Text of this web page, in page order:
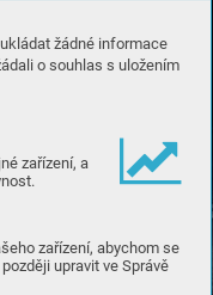
žádné informace
o souhlas s uložením
zařízení, a
zařízení, abychom se
upravit ve Správě